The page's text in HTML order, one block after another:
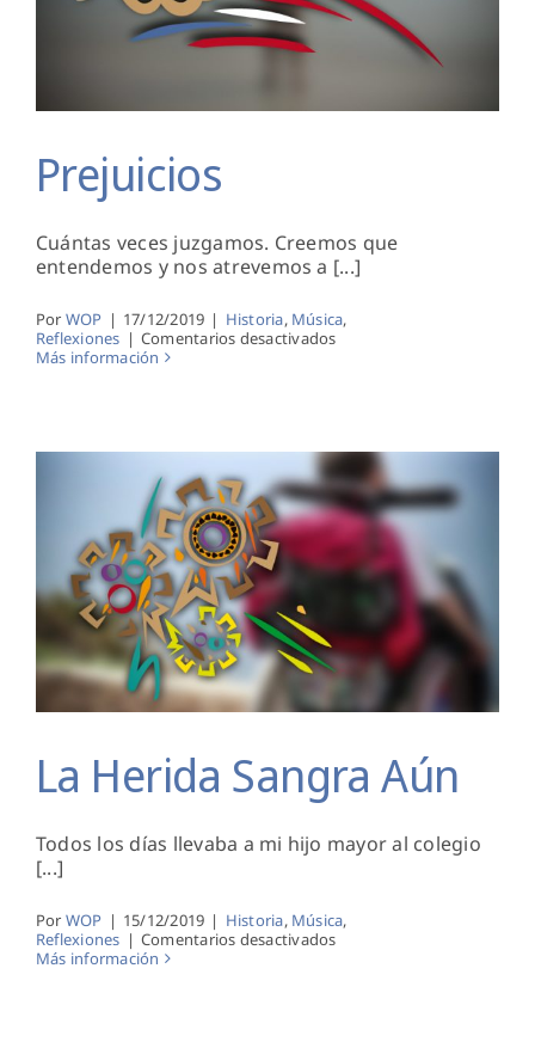
Prejuicios
Cuántas veces juzgamos. Creemos que
entendemos y nos atrevemos a [...]
Por WOP | 17/12/2019 | Historia, Música,
Reflexiones | Comentarios desactivadosen
Más información
La Herida Sangra Aún
La Herida Sangra Aún
Todos los días llevaba a mi hijo mayor al colegio
[...]
Por WOP | 15/12/2019 | Historia, Música,
Reflexiones | Comentarios desactivadosen
Más información